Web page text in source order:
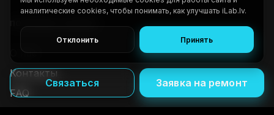
Связаться Заявка на ремонт
О нас
Контакты
FAQ
аналитические cookies, чтобы понимать, как улучшать iLab.lv.
Отклонить Принять